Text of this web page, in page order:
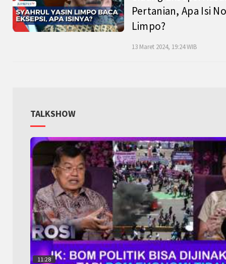
Pertanian, Apa Isi
Limpo?
13 Maret 2024, 19:24 WIB
TALKSHOW
11:28